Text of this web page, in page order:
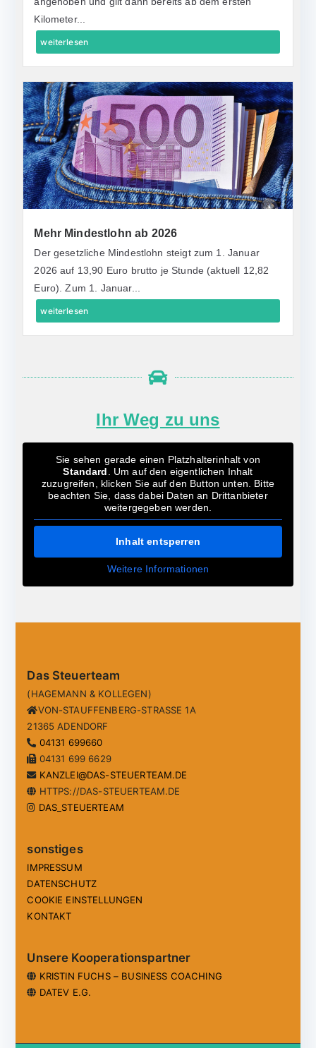
Kilometer...
weiterlesen
Mehr Mindestlohn ab 2026
Der gesetzliche Mindestlohn steigt zum 1. Januar
2026 auf 13,90 Euro brutto je Stunde (aktuell 12,82
Euro). Zum 1. Januar...
weiterlesen
Ihr Weg zu uns
Sie sehen gerade einen Platzhalterinhalt von
Standard
. Um auf den eigentlichen Inhalt
zuzugreifen, klicken Sie auf den Button unten. Bitte
beachten Sie, dass dabei Daten an Drittanbieter
weitergegeben werden.
Inhalt entsperren
Weitere Informationen
Das Steuerteam
(HAGEMANN & KOLLEGEN)
VON-STAUFFENBERG-STRASSE 1A
21365 ADENDORF
04131 699660
04131 699 6629
KANZLEI@DAS-STEUERTEAM.DE
HTTPS://DAS-STEUERTEAM.DE
DAS_STEUERTEAM
sonstiges
IMPRESSUM
DATENSCHUTZ
COOKIE EINSTELLUNGEN
KONTAKT
Unsere Kooperationspartner
KRISTIN FUCHS – BUSINESS COACHING
DATEV E.G.